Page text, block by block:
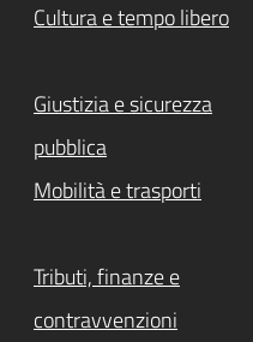
Cultura e tempo libero
Giustizia e sicurezza
pubblica
Mobilità e trasporti
Tributi, finanze e
contravvenzioni